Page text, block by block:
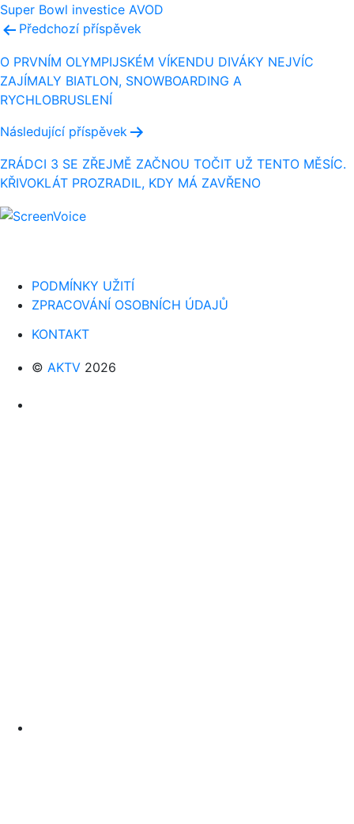
Super Bowl investice AVOD
Navigace
pro
příspěvek
Předchozí příspěvek
O PRVNÍM OLYMPIJSKÉM VÍKENDU DIVÁKY NEJVÍC
ZAJÍMALY BIATLON, SNOWBOARDING A
RYCHLOBRUSLENÍ
Následující příspěvek
ZRÁDCI 3 SE ZŘEJMĚ ZAČNOU TOČIT UŽ TENTO MĚSÍC.
KŘIVOKLÁT PROZRADIL, KDY MÁ ZAVŘENO
PODMÍNKY UŽITÍ
ZPRACOVÁNÍ OSOBNÍCH ÚDAJŮ
KONTAKT
© AKTV 2026